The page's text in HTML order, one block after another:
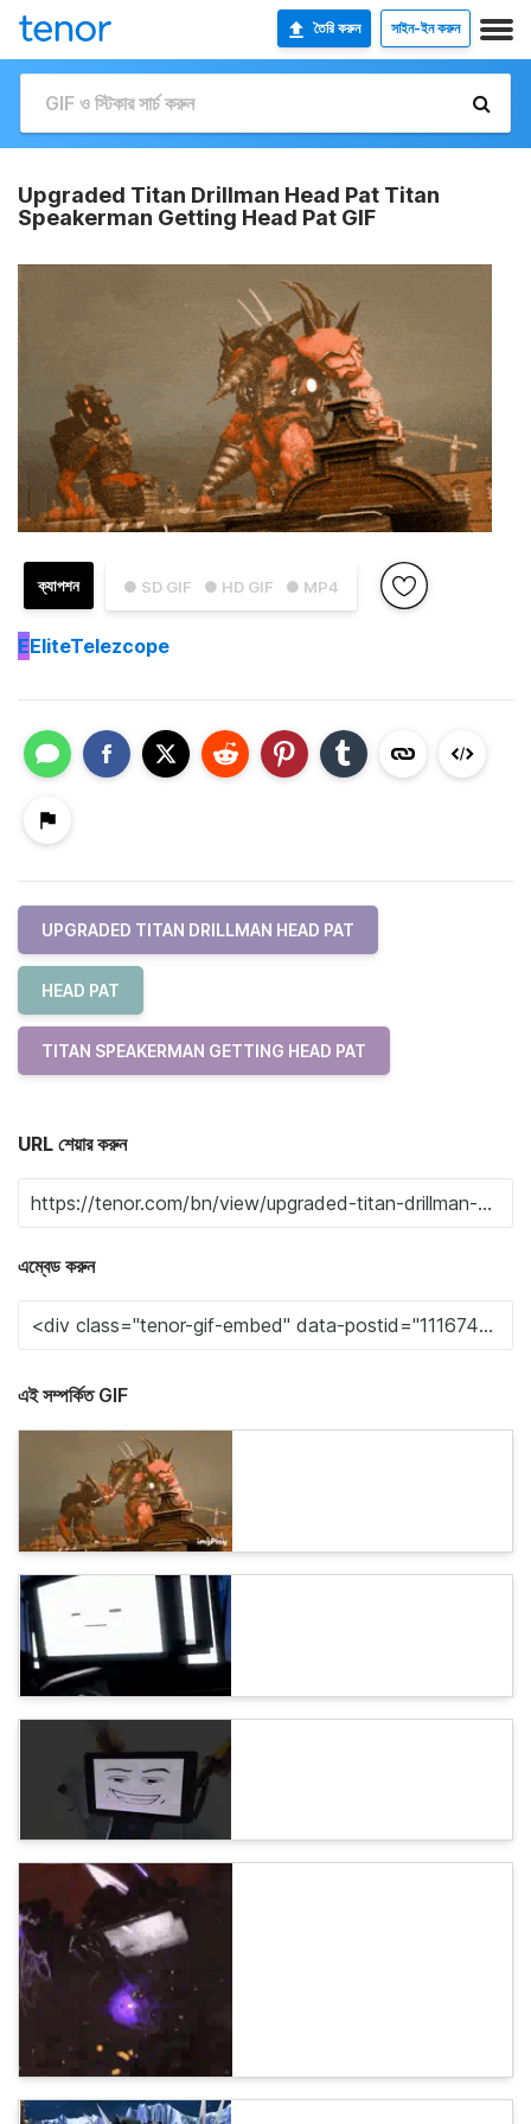
তৈরি করুন সাইন-ইন করুন
Upgraded Titan Drillman Head Pat Titan
Speakerman Getting Head Pat GIF
● SD GIF ● HD GIF ● MP4
ক্যাপশন
EEliteTelezcope
UPGRADED TITAN DRILLMAN HEAD PAT
HEAD PAT
TITAN SPEAKERMAN GETTING HEAD PAT
URL শেয়ার করুন
এম্বেড করুন
এই সম্পর্কিত GIF